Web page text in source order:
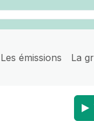
Les émissions La